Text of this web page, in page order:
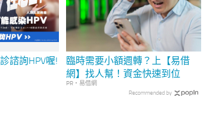
諮詢HPV喔!
臨時需要小額週轉？上【易借
網】找人幫！資金快速到位
PR・易借網
Recommended by